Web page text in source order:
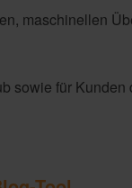
maschinellen
sowie für